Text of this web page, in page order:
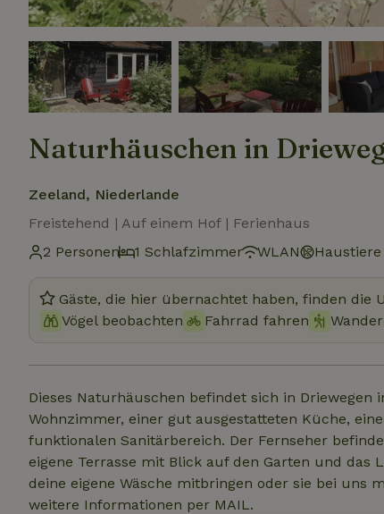
Naturhäuschen in
Zeeland, Niederlande
Freistehend | Auf einem Hof | Ferienhaus
2 Personen
1 Schlafzimmer WLAN
Gäste, die hier übernachtet haben, finden die
Vögel beobachten
Fahrrad fahren
Dieses Naturhäuschen befindet sich in
Wohnzimmer, einer gut ausgestatteten Küche,
funktionalen Sanitärbereich. Der Fernseher
eigene Terrasse mit Blick auf den Garten und das
deine eigene Wäsche mitbringen oder sie bei uns
weitere Informationen per MAIL.